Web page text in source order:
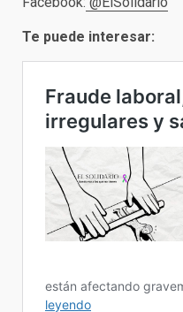
Te puede interesar: